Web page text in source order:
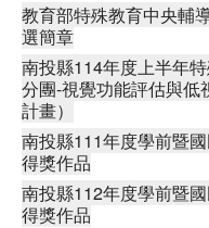
教育部特殊教育中央輔
選簡章
南投縣114年度上半年
分團-視覺功能評估與低
計畫）
南投縣111年度學前暨
得獎作品
南投縣112年度學前暨
得獎作品